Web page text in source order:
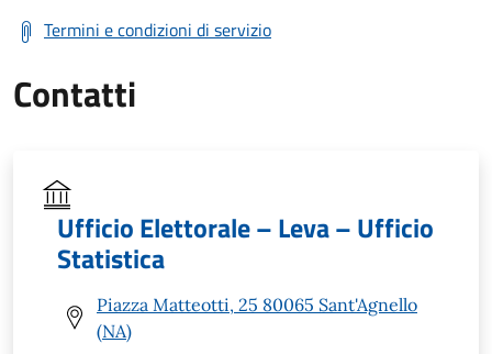
Termini e condizioni di servizio
Contatti
Ufficio Elettorale – Leva – Ufficio
Statistica
Piazza Matteotti, 25 80065 Sant'Agnello
(NA)